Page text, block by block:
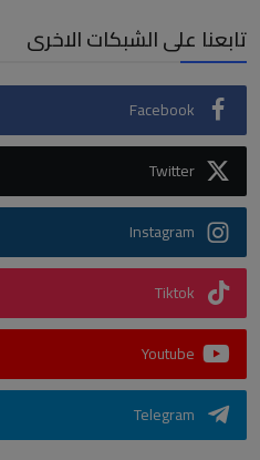
تابعنا على الشبكات الاخرى
Facebook
Twitter
Instagram
Tiktok
Youtube
Telegram